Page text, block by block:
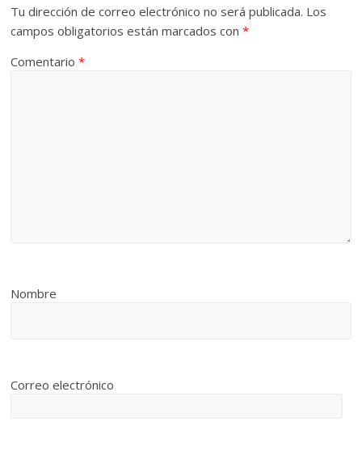
Tu dirección de correo electrónico no será publicada. Los
campos obligatorios están marcados con*
Comentario*
Nombre
Correo electrónico